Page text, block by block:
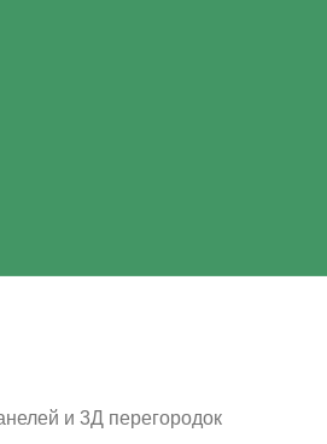
и 3Д перегородок